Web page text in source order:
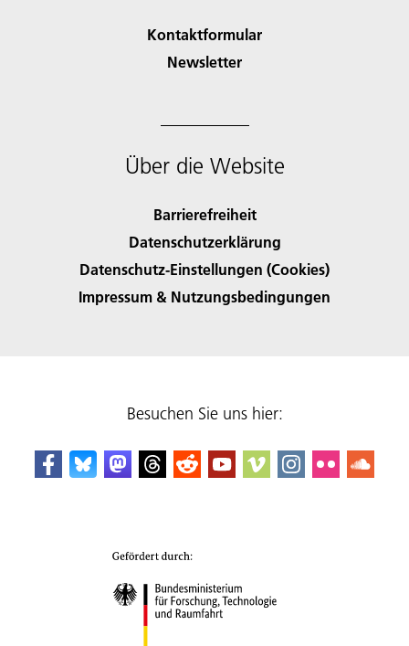
Kontaktformular
Newsletter
Über die Website
Barrierefreiheit
Datenschutzerklärung
Datenschutz-Einstellungen (Cookies)
Impressum & Nutzungsbedingungen
Besuchen Sie uns hier: